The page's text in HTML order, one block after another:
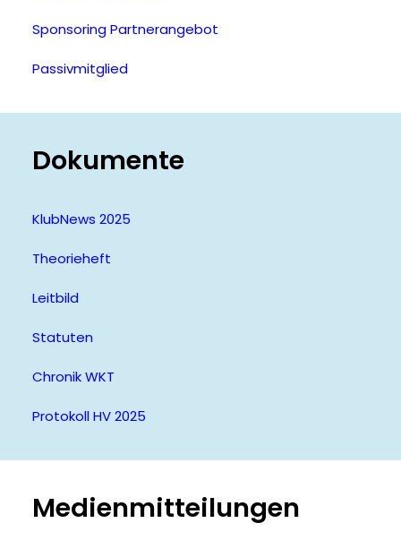
Sponsoring Partnerangebot
Passivmitglied
Dokumente
KlubNews 2025
Theorieheft
Leitbild
Statuten
Chronik WKT
Protokoll HV 2025
Medienmitteilungen